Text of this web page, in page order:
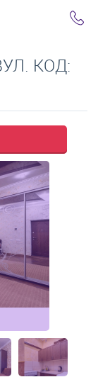
КОД: